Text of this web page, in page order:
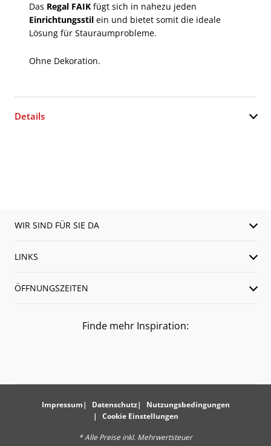
Das Regal FAIK fügt sich in nahezu jeden
Einrichtungsstil ein und bietet somit die ideale
Lösung für Stauraumprobleme.
Ohne Dekoration.
Details
WIR SIND FÜR SIE DA
LINKS
ÖFFNUNGSZEITEN
Finde mehr Inspiration:
Impressum Datenschutz
Nutzungsbedingungen
Cookie Einstellungen
* Alle Preise inkl. Mehrwertsteuer